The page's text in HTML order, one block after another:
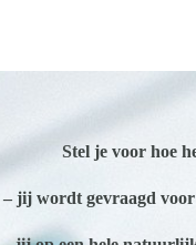
Stel je voor hoe
– jij wordt gevraagd voor